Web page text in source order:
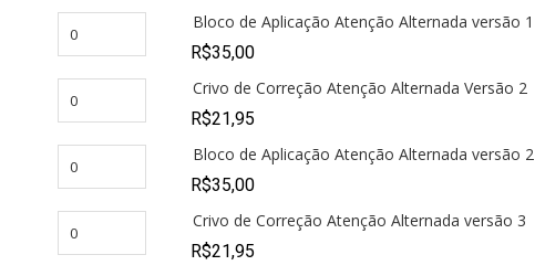
Bloco de Aplicação Atenção Alternada versão 1
R$35,00
Crivo de Correção Atenção Alternada Versão 2
R$21,95
Bloco de Aplicação Atenção Alternada versão 2
R$35,00
Crivo de Correção Atenção Alternada versão 3
R$21,95